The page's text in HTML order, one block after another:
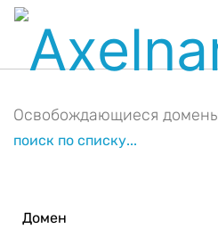
Освобождающиеся
поиск по списку...
Домен